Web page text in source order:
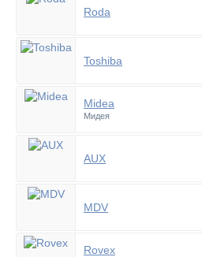
Roda
Toshiba
Midea
Мидея
AUX
MDV
Rovex